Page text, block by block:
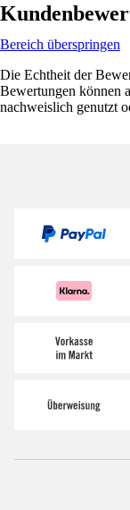
Bereich überspringen
Die Echtheit der
Bewertungen können
nachweislich genutzt